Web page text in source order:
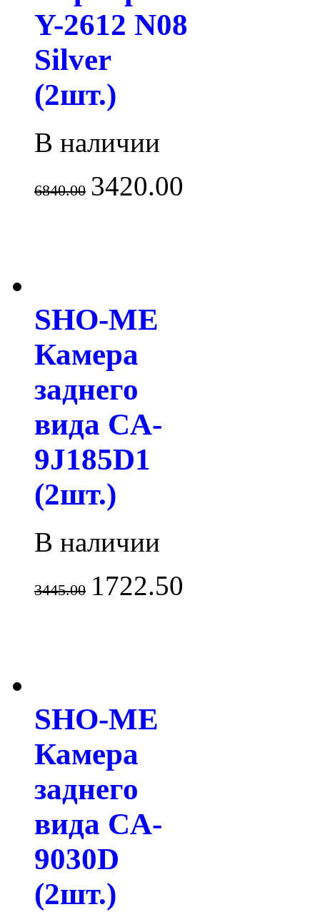
Y-2612 N08
Silver
(2шт.)
В наличии
6840.00 3420.00
SHO-ME
Камера
заднего
вида CA-
9J185D1
(2шт.)
В наличии
3445.00 1722.50
SHO-ME
Камера
заднего
вида CA-
9030D
(2шт.)